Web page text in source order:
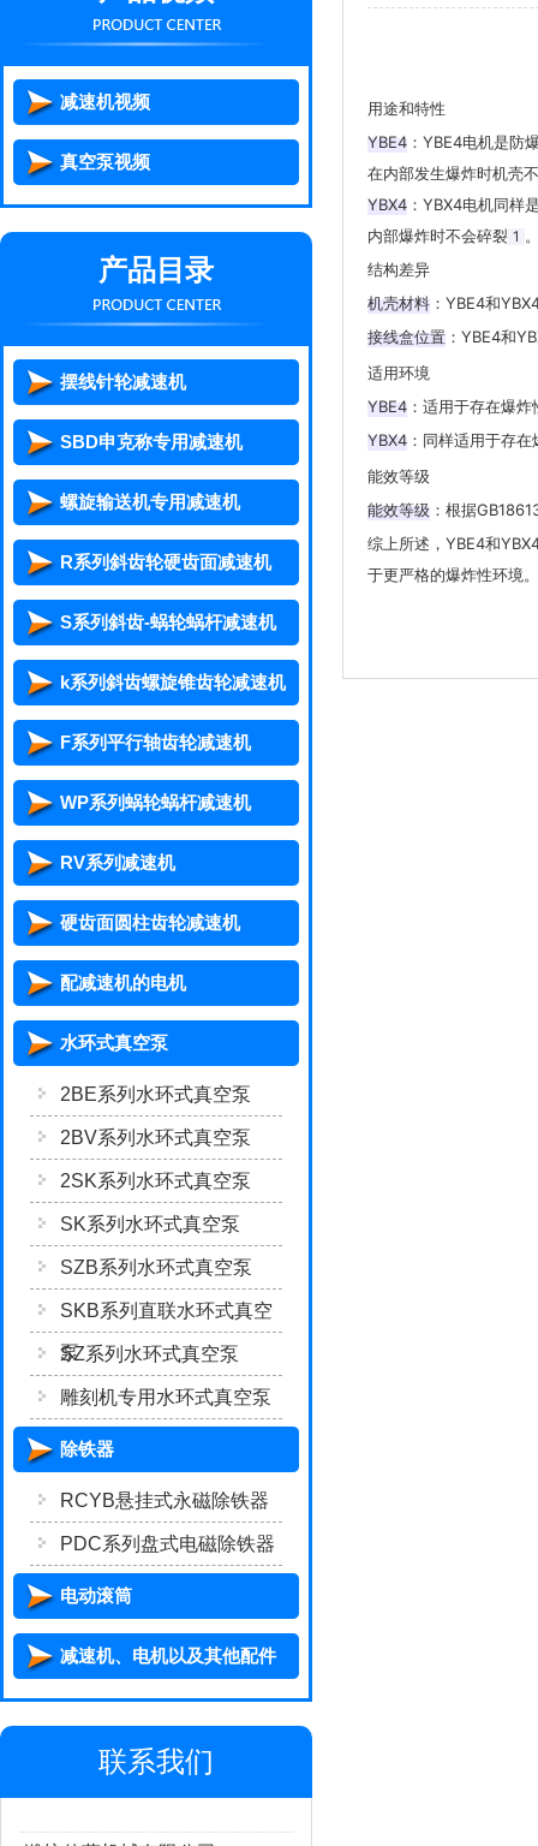
减速机视频
真空泵视频
产品目录
摆线针轮减速机
SBD申克称专用减速机
螺旋输送机专用减速机
R系列斜齿轮硬齿面减速机
S系列斜齿-蜗轮蜗杆减速机
k系列斜齿螺旋锥齿轮减速机
F系列平行轴齿轮减速机
WP系列蜗轮蜗杆减速机
RV系列减速机
硬齿面圆柱齿轮减速机
配减速机的电机
水环式真空泵
2BE系列水环式真空泵
2BV系列水环式真空泵
2SK系列水环式真空泵
SK系列水环式真空泵
SZB系列水环式真空泵
SKB系列直联水环式真空
泵
SZ系列水环式真空泵
雕刻机专用水环式真空泵
除铁器
RCYB悬挂式永磁除铁器
PDC系列盘式电磁除铁器
电动滚筒
减速机、电机以及其他配件
联系我们
用途和特性
YBE4 ：YBE4电机是防
在内部发生爆炸时机壳
YBX4 ：YBX4电机同样
内部爆炸时不会碎裂‌ 1
结构差异
机壳材料 ：YBE4和
接线盒位置 ：YBE4和
适用环境
YBE4 ：适用于存在爆
YBX4 ：同样适用于存
能效等级
能效等级 ：根据
综上所述，YBE4和
于更严格的爆炸性环境。